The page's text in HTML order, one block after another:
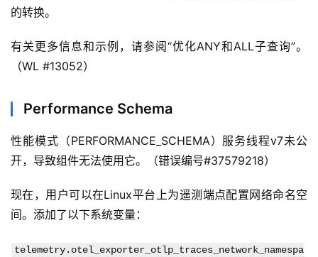
的转换。
有关更多信息和示例，请参阅“优化ANY和ALL子查询”。
（WL #13052）
Performance Schema
性能模式（PERFORMANCE_SCHEMA）服务线程v7未公
开，导致组件无法使用它。（错误编号#37579218）
现在，用户可以在Linux平台上为遥测端点配置网络命名空
间。添加了以下系统变量：
telemetry.otel_exporter_otlp_traces_network_namespa